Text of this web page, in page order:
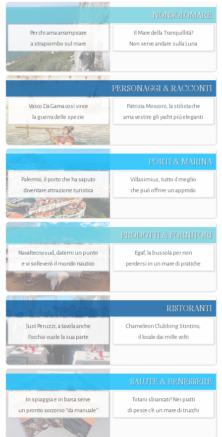
NONSOLOMARE
Per chi ama arrampicare
a strapiombo sul mare
Il Mare della Tranquillità?
Non serve andare sulla Luna
PERSONAGGI & RACCONTI
Vasco Da Gama così vince
la guerra delle spezie
Patrizia Mosconi, la stilista che
ama vestire gli yacht più eleganti
PORTI & MARINA
Palermo, il porto che ha saputo
diventare attrazione turistica
Villasimius, tutto il meglio
che può offrire un approdo
PRODOTTI & FORNITORI
Navaltecnosud, datemi un punto
e vi solleverò il mondo nautico
Egaf, la bussola per non
perdersi in un mare di pratiche
RISTORANTI
Just Peruzzi, a tavola anche
l’occhio vuole la sua parte
Chameleon Clubbing Stintino,
il locale dai mille volti
SALUTE & BENESSERE
In spiaggia e in barca serve
un pronto soccorso "da manuale"
Totani sbiancati? Nei piatti
di pesce c'è un mare di trucchi